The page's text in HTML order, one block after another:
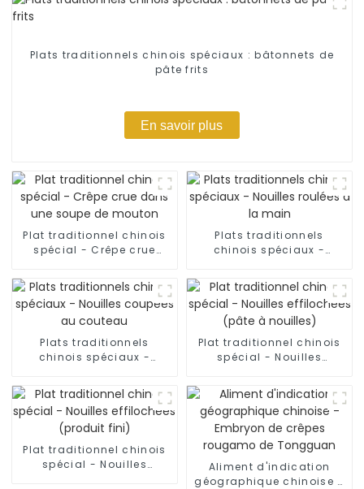
Plats traditionnels chinois spéciaux : bâtonnets de
pâte frits
En savoir plus
Plat traditionnel chinois
spécial - Crêpe crue
mouton
Plats traditionnels
chinois spéciaux -
main
Plats traditionnels
chinois spéciaux -
couteau
Plat traditionnel chinois
spécial - Nouilles
nouilles)
Plat traditionnel chinois
spécial - Nouilles
Aliment d'indication
géographique chinoise -